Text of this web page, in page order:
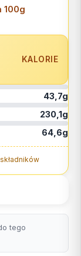
100g
KALORIE
43,7g
230,1g
64,6g
tego